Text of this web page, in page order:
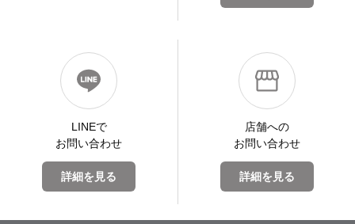
LINEで
お問い合わせ
詳細を見る
店舗への
お問い合わせ
詳細を見る